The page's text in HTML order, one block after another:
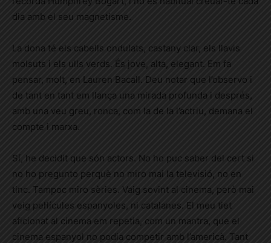
dia amb el seu magnetisme.
La dona té els cabells ondulats, castany clar, els llavis
molsuts i els ulls verds. És jove, alta, elegant. Em fa
pensar, molt, en Lauren Bacall. Deu notar que l’observo i
de tant en tant em llança una mirada profunda i després,
amb una veu greu, ronca, com la de la l’actriu, demana el
compte i marxa.
Sí, he decidit que són actors. No ho puc saber del cert si
no ho pregunto perquè no miro mai la televisió, no en
tinc. Tampoc miro sèries. Vaig sovint al cinema, però mai
veig pel·lícules espanyoles, ni catalanes. El meu tiet
aficionat al cinema em repetia, com un mantra, que el
cinema espanyol no podia competir amb l’americà. Tant